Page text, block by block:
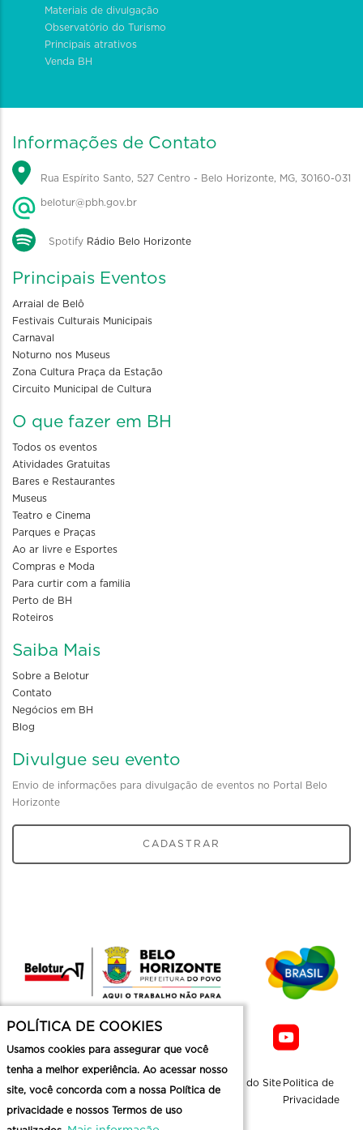
Materiais de divulgação
Observatório do Turismo
Principais atrativos
Venda BH
Informações de Contato
Rua Espírito Santo, 527 Centro - Belo Horizonte, MG, 30160-031
belotur@pbh.gov.br
Spotify Rádio Belo Horizonte
Principais Eventos
Arraial de Belô
Festivais Culturais Municipais
Carnaval
Noturno nos Museus
Zona Cultura Praça da Estação
Circuito Municipal de Cultura
O que fazer em BH
Todos os eventos
Atividades Gratuitas
Bares e Restaurantes
Museus
Teatro e Cinema
Parques e Praças
Ao ar livre e Esportes
Compras e Moda
Para curtir com a familia
Perto de BH
Roteiros
Saiba Mais
Sobre a Belotur
Contato
Negócios em BH
Blog
Divulgue seu evento
Envio de informações para divulgação de eventos no Portal Belo
Horizonte
CADASTRAR
Mapa do Site Politica de
Privacidade
POLÍTICA DE COOKIES
Usamos cookies para assegurar que você
tenha a melhor experiência. Ao acessar nosso
site, você concorda com a nossa Política de
privacidade e nossos Termos de uso